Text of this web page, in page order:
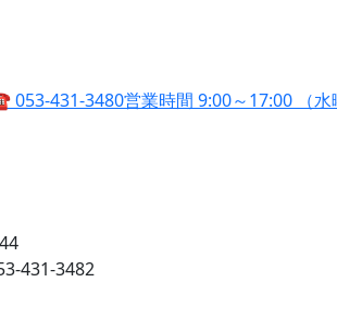
053-431-3480営業時間 9:00～17:00 （水
431-3482